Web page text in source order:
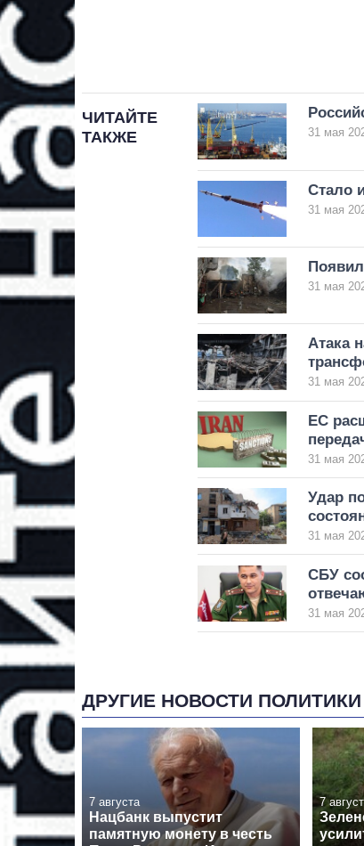
ЧИТАЙТЕ
ТАКЖЕ
31 мая
Стало
31 мая
31 мая
Атака
31 мая
ЕС
31 мая
Удар
31 мая
СБУ
31 мая
ДРУГИЕ НОВОСТИ ПОЛИТИКИ
7 августа
Нацбанк выпустит
памятную монету в честь
7